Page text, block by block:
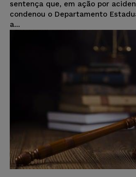
sentença que, em ação por
condenou o Departamento
a...